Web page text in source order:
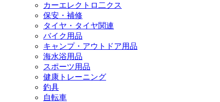
カーエレクトロ二クス
保安・補修
タイヤ・タイヤ関連
バイク用品
キャンプ・アウトドア用品
海水浴用品
スポーツ用品
健康トレーニング
釣具
自転車